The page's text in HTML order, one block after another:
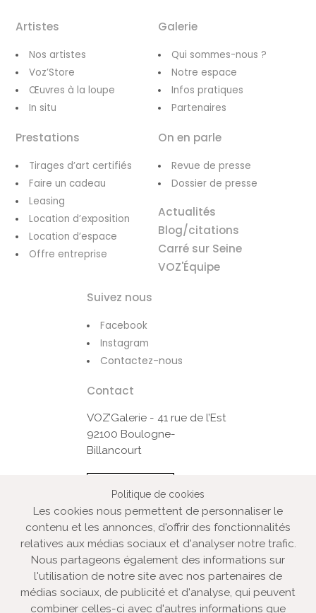
Artistes
Nos artistes
Voz’Store
Œuvres à la loupe
In situ
Galerie
Qui sommes-nous ?
Notre espace
Infos pratiques
Partenaires
Prestations
Tirages d’art certifiés
Faire un cadeau
Leasing
Location d’exposition
Location d’espace
Offre entreprise
On en parle
Revue de presse
Dossier de presse
Actualités
Blog/citations
Carré sur Seine
VOZ'Équipe
Suivez nous
Facebook
Instagram
Contactez-nous
Contact
VOZ’Galerie - 41 rue de l’Est
92100 Boulogne-
Billancourt
Contactez-nous
© VOZ‘Galerie 2022
VOZ‘Galerie
VOZ‘Image
Mentions légales
Plan du site
Politique de cookies
Les cookies nous permettent de personnaliser le
contenu et les annonces, d'offrir des fonctionnalités
relatives aux médias sociaux et d'analyser notre trafic.
Nous partageons également des informations sur
l'utilisation de notre site avec nos partenaires de
médias sociaux, de publicité et d'analyse, qui peuvent
combiner celles-ci avec d'autres informations que